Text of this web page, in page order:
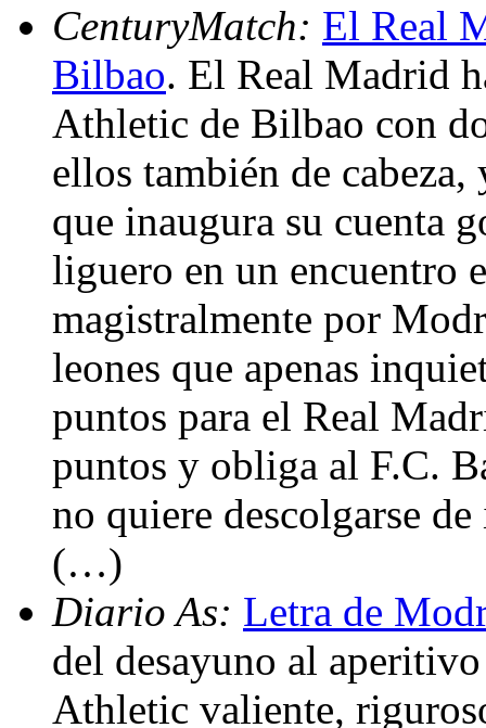
CenturyMatch: El Real
Bilbao. El Real Madrid
Athletic de Bilbao con
ellos también de
que inaugura su cuenta
liguero en un encuentro
magistralmente por
leones que apenas
puntos para el Real
puntos y obliga al F.C.
no quiere descolgarse
(…)
Diario As: Letra de
del desayuno al
Athletic valiente,